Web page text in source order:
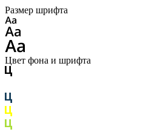
Размер шрифта
Цвет фона и шрифта